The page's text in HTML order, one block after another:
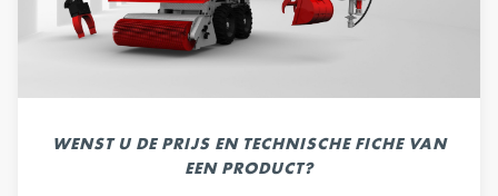
WENST U DE PRIJS EN TECHNISCHE FICHE VAN
EEN PRODUCT?